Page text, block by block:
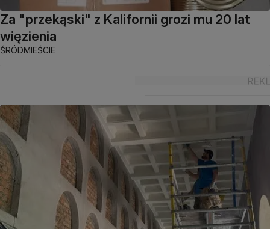
Za "przekąski" z Kalifornii grozi mu 20 lat
więzienia
ŚRÓDMIEŚCIE